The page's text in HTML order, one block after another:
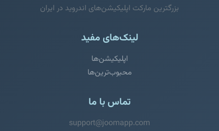
بزرگترین مارکت اپلیکیشن‌های اندروید در ایران
لینک‌های مفید
اپلیکیشن‌ها
محبوب‌ترین‌ها
تماس با ما
support@joomapp.com